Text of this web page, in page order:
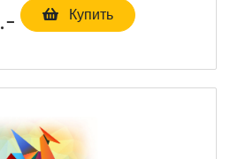
.- Купить